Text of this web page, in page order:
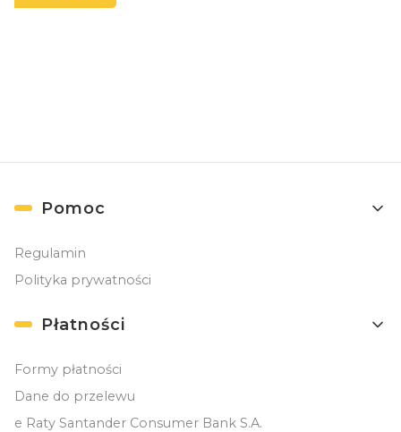
Linki w stopce
Pomoc
Regulamin
Polityka prywatności
Płatności
Formy płatności
Dane do przelewu
e Raty Santander Consumer Bank S.A.